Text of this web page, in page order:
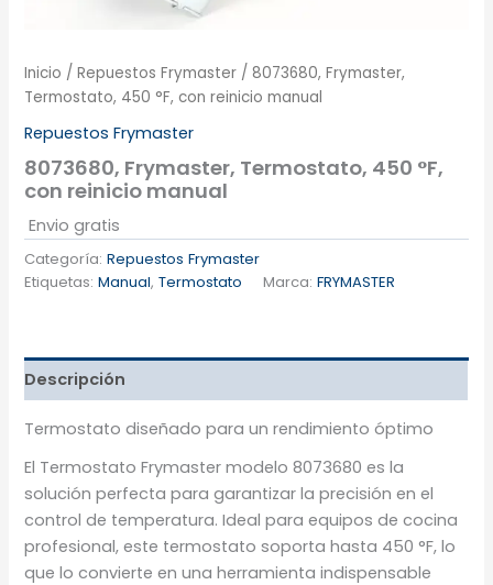
Inicio /Repuestos Frymaster / 8073680, Frymaster,
Termostato, 450 °F, con reinicio manual
Repuestos Frymaster
8073680, Frymaster, Termostato, 450 °F,
con reinicio manual
Envio gratis
Categoría:Repuestos Frymaster
Etiquetas:Manual,Termostato Marca:FRYMASTER
Descripción
Termostato diseñado para un rendimiento óptimo
El Termostato Frymaster modelo 8073680 es la
solución perfecta para garantizar la precisión en el
control de temperatura. Ideal para equipos de cocina
profesional, este termostato soporta hasta 450 °F, lo
que lo convierte en una herramienta indispensable